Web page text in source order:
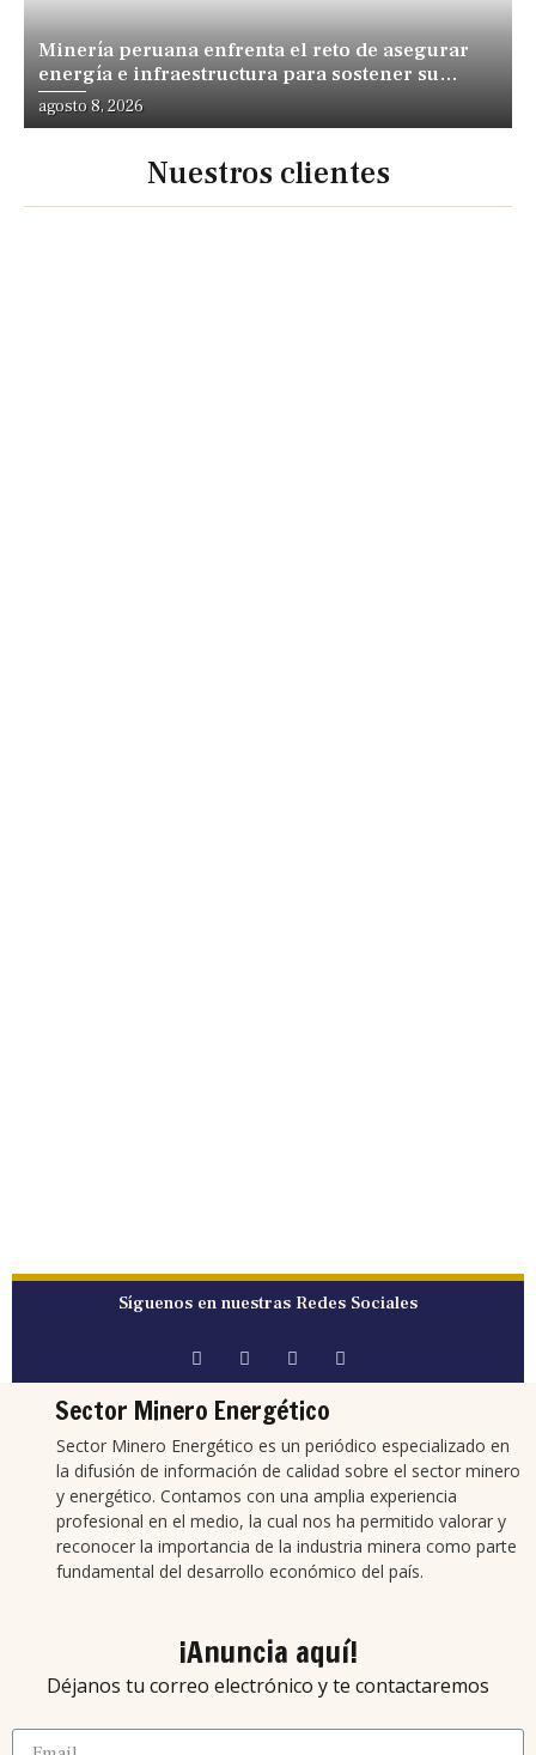
Minería peruana enfrenta el reto de asegurar
energía e infraestructura para sostener su
expansión
agosto 8, 2026
Nuestros clientes
Síguenos en nuestras Redes Sociales
Sector Minero Energético
Sector Minero Energético es un periódico especializado en
la difusión de información de calidad sobre el sector minero
y energético. Contamos con una amplia experiencia
profesional en el medio, la cual nos ha permitido valorar y
reconocer la importancia de la industria minera como parte
fundamental del desarrollo económico del país.
¡Anuncia aquí!
Déjanos tu correo electrónico y te contactaremos